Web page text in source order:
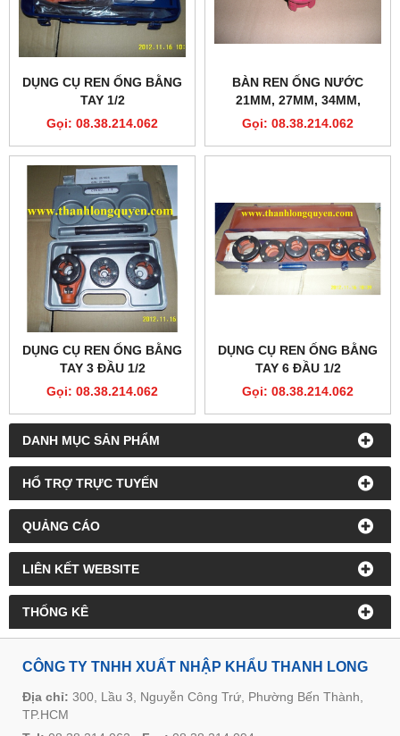
DANH MỤC SẢN PHẨM
HỔ TRỢ TRỰC TUYẾN
QUẢNG CÁO
LIÊN KẾT WEBSITE
THỐNG KÊ
DỤNG CỤ REN ỐNG BẰNG
TAY 1/2
Gọi: 08.38.214.062
BÀN REN ỐNG NƯỚC
21MM, 27MM, 34MM,
42MM, 49MM, 60MM
Gọi: 08.38.214.062
DỤNG CỤ REN ỐNG BẰNG
TAY 3 ĐẦU 1/2
Gọi: 08.38.214.062
DỤNG CỤ REN ỐNG BẰNG
TAY 6 ĐẦU 1/2
Gọi: 08.38.214.062
CÔNG TY TNHH XUẤT NHẬP KHẨU THANH LONG
Địa chỉ: 300, Lầu 3, Nguyễn Công Trứ, Phường Bến Thành,
TP.HCM